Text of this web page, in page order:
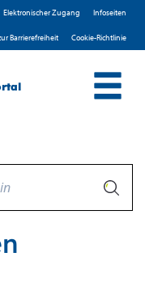
Elektronischer Zugang Infoseiten
Barrierefreiheit Cookie-Richtlinie